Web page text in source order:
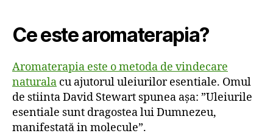
Ce este aromaterapia?
Aromaterapia este o metoda de vindecare
naturala cu ajutorul uleiurilor esentiale. Omul
de stiinta David Stewart spunea așa: ”Uleiurile
esentiale sunt dragostea lui Dumnezeu,
manifestată in molecule”.